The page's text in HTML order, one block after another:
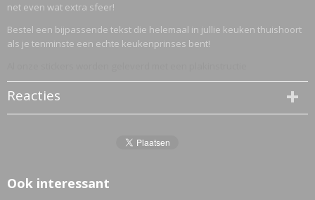
net even wat extra sfeer!
Bestel een bijpassende tekst die helemaal in jullie keuken thuishoort
als je tenminste een echte keukenprinses bent!
Reacties
Ook interessant